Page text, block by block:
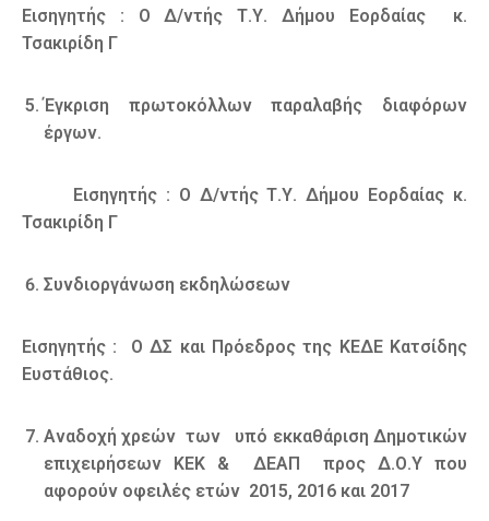
Εισηγητής : Ο Δ/ντής Τ.Υ. Δήμου Εορδαίας κ.
Τσακιρίδη Γ
Έγκριση πρωτοκόλλων παραλαβής διαφόρων
έργων.
Εισηγητής : Ο Δ/ντής Τ.Υ. Δήμου Εορδαίας κ.
Τσακιρίδη Γ
Συνδιοργάνωση εκδηλώσεων
Εισηγητής : Ο ΔΣ και Πρόεδρος της ΚΕΔΕ Κατσίδης
Ευστάθιος.
Αναδοχή χρεών των υπό εκκαθάριση Δημοτικών
επιχειρήσεων ΚΕΚ & ΔΕΑΠ προς Δ.Ο.Υ που
αφορούν οφειλές ετών 2015, 2016 και 2017